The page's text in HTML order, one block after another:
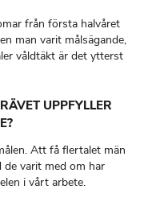
från första halvåret
man varit målsägande,
våldtäkt är det ytterst
UPPFYLLER
Att få flertalet män
varit med om har
i vårt arbete.